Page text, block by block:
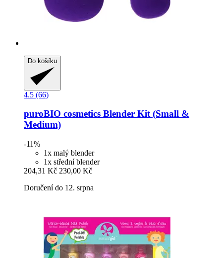
Do košíku
4.5 (66)
puroBIO cosmetics Blender Kit (Small &
Medium)
-11%
1x malý blender
1x střední blender
204,31 Kč 230,00 Kč
Doručení do 12. srpna